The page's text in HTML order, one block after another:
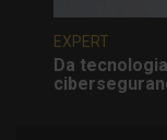
EXPERT
Da